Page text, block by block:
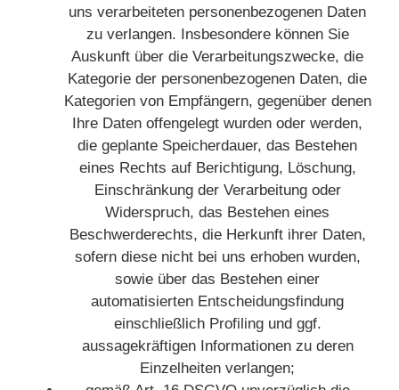
uns verarbeiteten personenbezogenen Daten
zu verlangen. Insbesondere können Sie
Auskunft über die Verarbeitungszwecke, die
Kategorie der personenbezogenen Daten, die
Kategorien von Empfängern, gegenüber denen
Ihre Daten offengelegt wurden oder werden,
die geplante Speicherdauer, das Bestehen
eines Rechts auf Berichtigung, Löschung,
Einschränkung der Verarbeitung oder
Widerspruch, das Bestehen eines
Beschwerderechts, die Herkunft ihrer Daten,
sofern diese nicht bei uns erhoben wurden,
sowie über das Bestehen einer
automatisierten Entscheidungsfindung
einschließlich Profiling und ggf.
aussagekräftigen Informationen zu deren
Einzelheiten verlangen;